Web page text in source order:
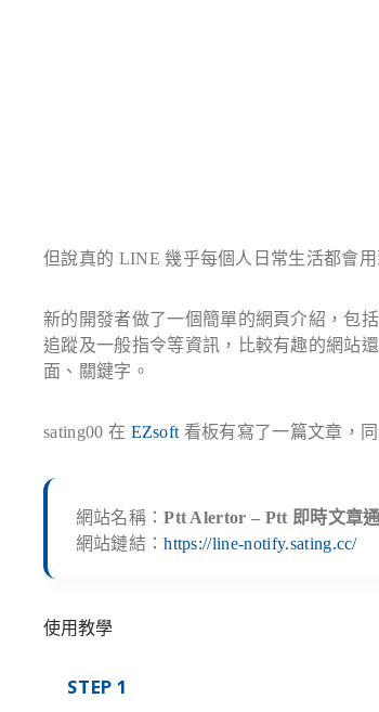
但說真的 LINE 幾乎每個人日常生活都會
新的開發者做了一個簡單的網頁介紹，包
追蹤及一般指令等資訊，比較有趣的網站
面、關鍵字。
sating00 在 EZsoft看板有寫了一篇文章，
網站名稱：Ptt Alertor – Ptt 即時文章
網站鏈結：https://line-notify.sating.cc/
使用教學
STEP 1